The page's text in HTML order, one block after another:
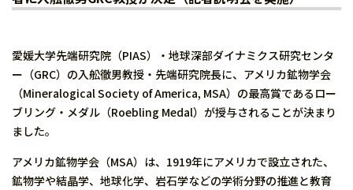
愛媛大学先端研究院（PIAS）・地球深部ダイナミクス研究センタ
ー（GRC）の入舩徹男教授・先端研究院長に、アメリカ鉱物学会
（Mineralogical Society of America, MSA）の最高賞であるロー
ブリング・メダル（Roebling Medal）が授与されることが決まり
ました。
アメリカ鉱物学会（MSA）は、1919年にアメリカで設立された、
鉱物学や結晶学、地球化学、岩石学などの学術分野の推進と教育